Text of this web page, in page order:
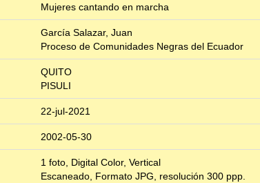
Mujeres cantando en marcha
García Salazar, Juan
Proceso de Comunidades Negras del Ecuador
QUITO
PISULI
22-jul-2021
2002-05-30
1 foto, Digital Color, Vertical
Escaneado, Formato JPG, resolución 300 ppp.